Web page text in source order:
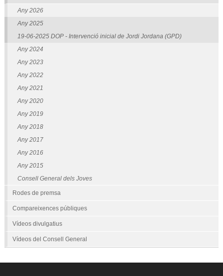
Any 2026
Any 2025
19-06-2025 DOP - Intervenció inicial de Jordi Jordana (GPD)
Any 2024
Any 2023
Any 2022
Any 2021
Any 2020
Any 2019
Any 2018
Any 2017
Any 2016
Any 2015
Consell General dels Joves
Rodes de premsa
Compareixences públiques
Vídeos divulgatius
Vídeos del Consell General